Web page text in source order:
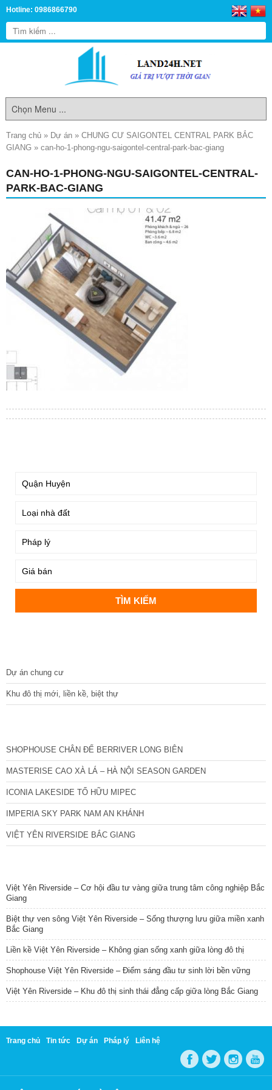
Hotline: 0986866790
Trang chủ » Dự án » CHUNG CƯ SAIGONTEL CENTRAL PARK BẮC
GIANG » can-ho-1-phong-ngu-saigontel-central-park-bac-giang
CAN-HO-1-PHONG-NGU-SAIGONTEL-CENTRAL-
PARK-BAC-GIANG
Dự án chung cư
Khu đô thị mới, liền kề, biệt thự
SHOPHOUSE CHÂN ĐẾ BERRIVER LONG BIÊN
MASTERISE CAO XÀ LÁ – HÀ NỘI SEASON GARDEN
ICONIA LAKESIDE TỐ HỮU MIPEC
IMPERIA SKY PARK NAM AN KHÁNH
VIỆT YÊN RIVERSIDE BẮC GIANG
Việt Yên Riverside – Cơ hội đầu tư vàng giữa trung tâm công nghiệp Bắc
Giang
Biệt thự ven sông Việt Yên Riverside – Sống thượng lưu giữa miền xanh
Bắc Giang
Liền kề Việt Yên Riverside – Không gian sống xanh giữa lòng đô thị
Shophouse Việt Yên Riverside – Điểm sáng đầu tư sinh lời bền vững
Việt Yên Riverside – Khu đô thị sinh thái đẳng cấp giữa lòng Bắc Giang
Trang chủ Tin tức Dự án Pháp lý Liên hệ